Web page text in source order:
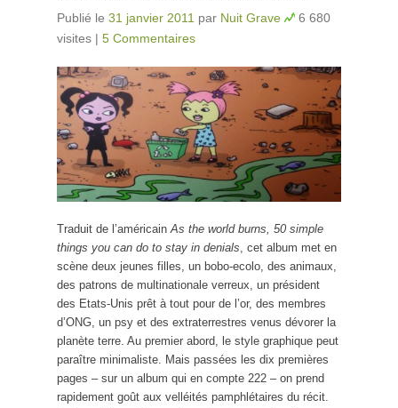
Publié le 31 janvier 2011 par Nuit Grave
6 680
visites | 5 Commentaires
Traduit de l’américainAs the world burns, 50 simple
things you can do to stay in denials, cet album met en
scène deux jeunes filles, un bobo-ecolo, des animaux,
des patrons de multinationale verreux, un président
des Etats-Unis prêt à tout pour de l’or, des membres
d’ONG, un psy et des extraterrestres venus dévorer la
planète terre. Au premier abord, le style graphique peut
paraître minimaliste. Mais passées les dix premières
pages – sur un album qui en compte 222 – on prend
rapidement goût aux velléités pamphlétaires du récit.